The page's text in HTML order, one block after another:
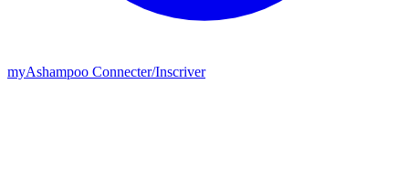
myAshampoo Connecter/Inscriver